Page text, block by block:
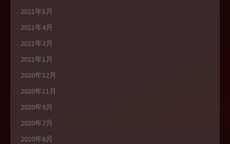
2021年5月
2021年4月
2021年3月
2021年1月
2020年12月
2020年11月
2020年9月
2020年7月
2020年6月